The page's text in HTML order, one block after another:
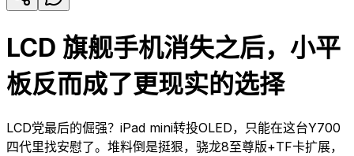
LCD 旗舰手机消失之后，小平
板反而成了更现实的选择
LCD党最后的倔强？iPad mini转投OLED，只能在这台Y700
四代里找安慰了。堆料倒是挺狠，骁龙8至尊版+TF卡扩展，